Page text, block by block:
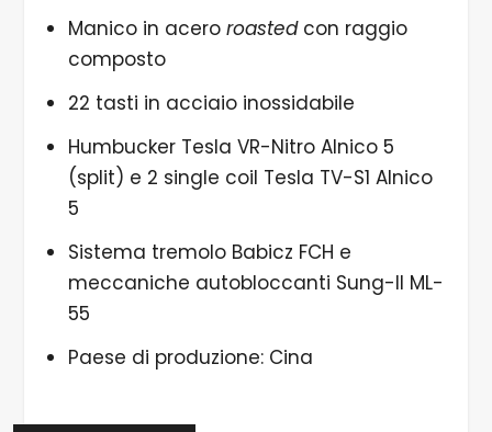
Manico in acero roasted con raggio
composto
22 tasti in acciaio inossidabile
Humbucker Tesla VR-Nitro Alnico 5
(split) e 2 single coil Tesla TV-S1 Alnico
5
Sistema tremolo Babicz FCH e
meccaniche autobloccanti Sung-Il ML-
55
Paese di produzione: Cina